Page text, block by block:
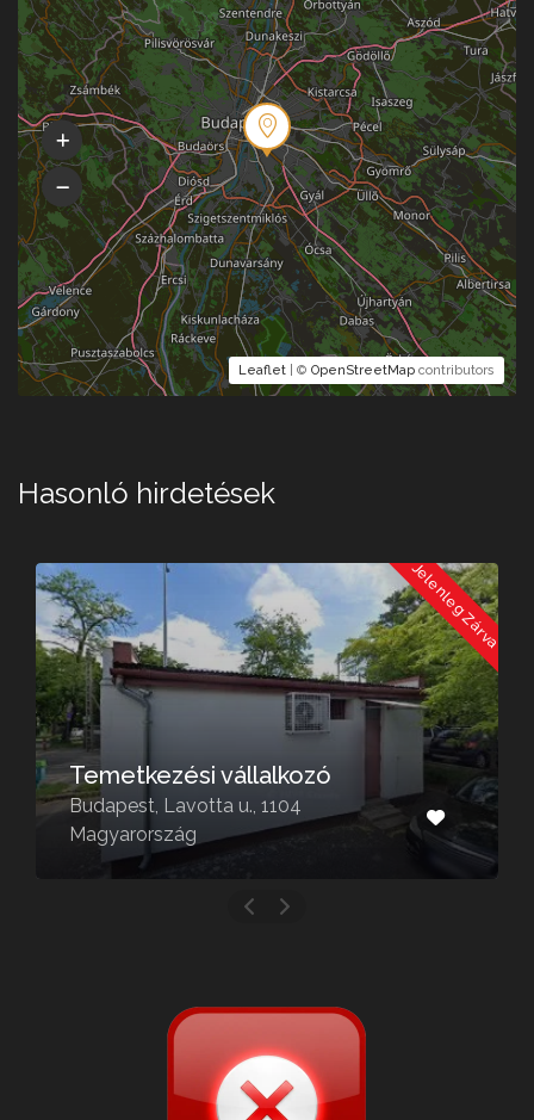
Leaflet | © OpenStreetMap contributors
Hasonló hirdetések
Jelenleg Zárva
Temetkezési vállalkozó
Budapest, Lavotta u., 1104
Magyarország